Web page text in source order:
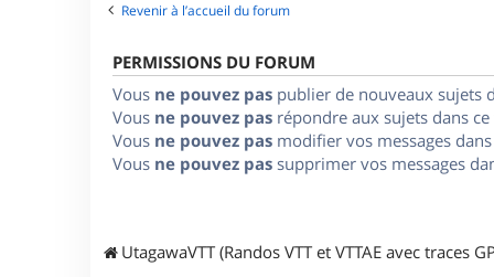
Revenir à l’accueil du forum
PERMISSIONS DU FORUM
Vous ne pouvez pas publier de nouveaux sujets
Vous ne pouvez pas répondre aux sujets dans
Vous ne pouvez pas modifier vos messages
Vous ne pouvez pas supprimer vos messages
UtagawaVTT (Randos VTT et VTTAE avec traces